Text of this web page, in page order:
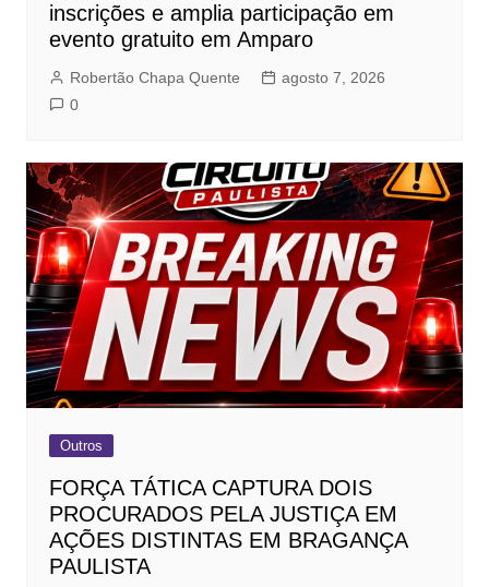
inscrições e amplia participação em
evento gratuito em Amparo
Robertão Chapa Quente
agosto 7, 2026
0
Outros
FORÇA TÁTICA CAPTURA DOIS
PROCURADOS PELA JUSTIÇA EM
AÇÕES DISTINTAS EM BRAGANÇA
PAULISTA